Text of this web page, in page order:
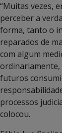
“Muitas vezes,
perceber a
forma, tanto o
reparados de
com algum
ordinariamente,
futuros
processos
colocou.